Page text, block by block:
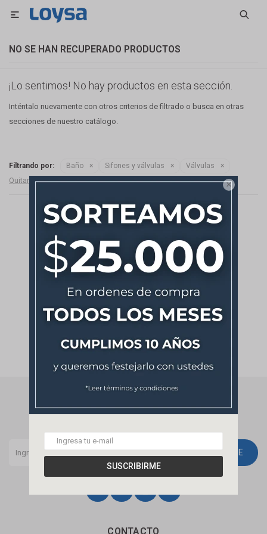

SUSCRIBIRME

NO SE HAN RECUPERADO PRODUCTOS
¡Lo sentimos! No hay productos en esta sección.
Inténtalo nuevamente con otros criterios de filtrado o busca en otras
secciones de nuestro catálogo.
Filtrando por: Baño Sifones y válvulas
Válvulas
Quitar filtros
CONTACTO
NEWSLETTER
SUSCRIBIRME